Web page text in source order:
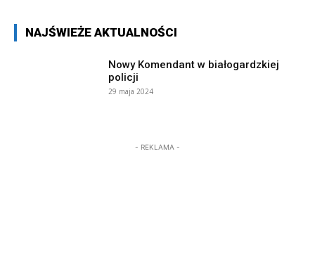
NAJŚWIEŻE AKTUALNOŚCI
Nowy Komendant w białogardzkiej
policji
29 maja 2024
- REKLAMA -